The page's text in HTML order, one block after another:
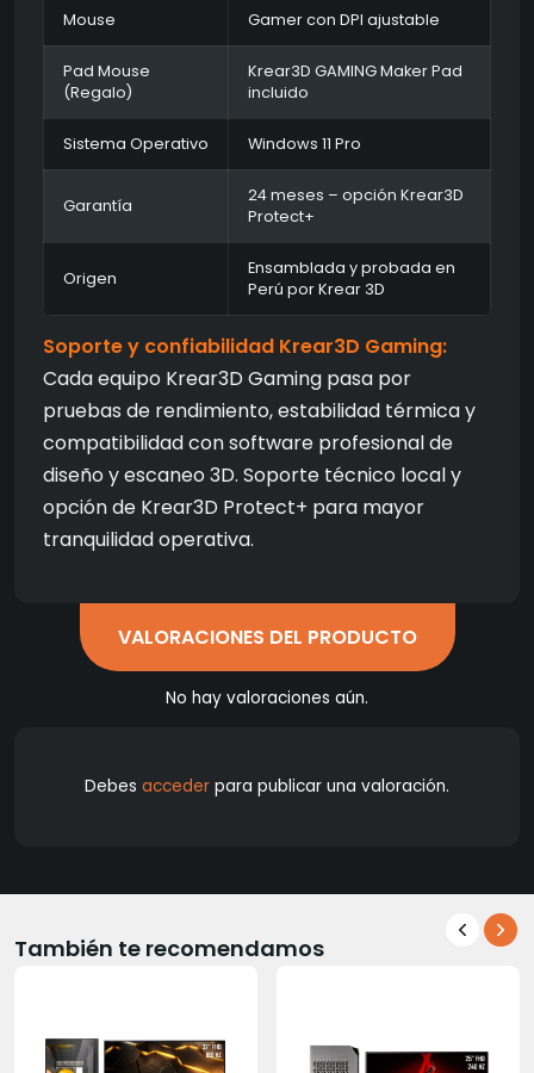
Mouse Gamer con DPI ajustable
Pad Mouse
(Regalo)
Krear3D GAMING Maker Pad
incluido
Sistema Operativo Windows 11 Pro
Garantía
24 meses – opción Krear3D
Protect+
Origen
Ensamblada y probada en
Perú por Krear 3D
Soporte y confiabilidad Krear3D Gaming:
Cada equipo Krear3D Gaming pasa por
pruebas de rendimiento, estabilidad térmica y
compatibilidad con software profesional de
diseño y escaneo 3D. Soporte técnico local y
opción de Krear3D Protect+ para mayor
tranquilidad operativa.
VALORACIONES DEL PRODUCTO
No hay valoraciones aún.
Debes acceder para publicar una valoración.
También te recomendamos